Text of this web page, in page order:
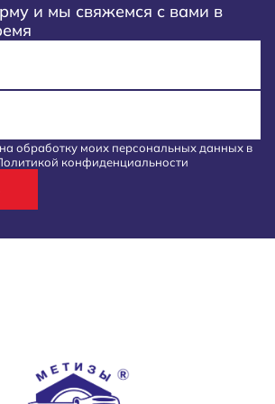
и мы свяжемся с вами в
обработку моих персональных данных в
конфиденциальности